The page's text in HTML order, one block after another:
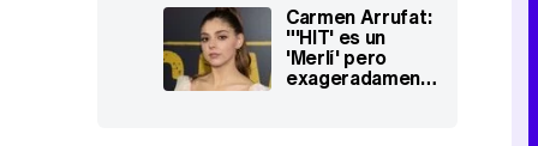
Carmen Arrufat:
"'HIT' es un
'Merlí' pero
exageradamente
macarra"